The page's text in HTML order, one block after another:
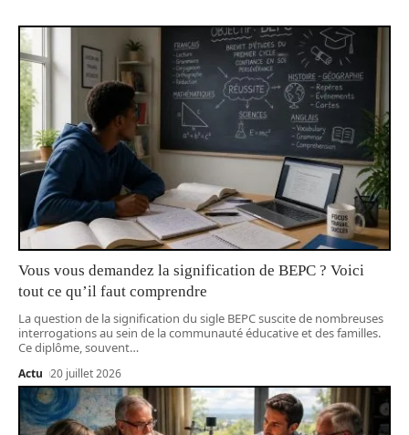
Vous vous demandez la signification de BEPC ? Voici
tout ce qu’il faut comprendre
La question de la signification du sigle BEPC suscite de nombreuses
interrogations au sein de la communauté éducative et des familles.
Ce diplôme, souvent…
Actu 20 juillet 2026